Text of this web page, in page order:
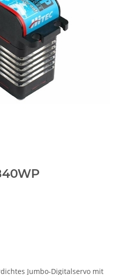
Jumbo-Digitalservo mit